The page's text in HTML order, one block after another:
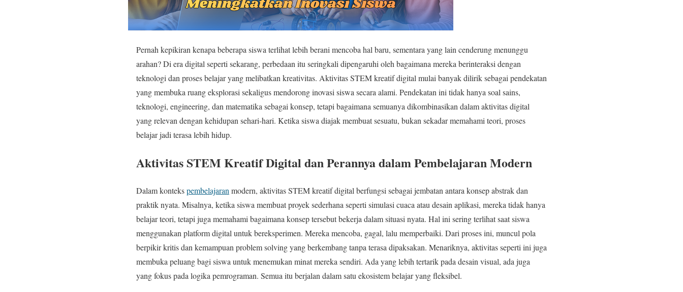
Pernah kepikiran kenapa beberapa siswa terlihat lebih berani mencoba hal baru, sementara yang lain cenderung menunggu
arahan? Di era digital seperti sekarang, perbedaan itu seringkali dipengaruhi oleh bagaimana mereka berinteraksi dengan
teknologi dan proses belajar yang melibatkan kreativitas. Aktivitas STEM kreatif digital mulai banyak dilirik sebagai pendekatan
yang membuka ruang eksplorasi sekaligus mendorong inovasi siswa secara alami. Pendekatan ini tidak hanya soal sains,
teknologi, engineering, dan matematika sebagai konsep, tetapi bagaimana semuanya dikombinasikan dalam aktivitas digital
yang relevan dengan kehidupan sehari-hari. Ketika siswa diajak membuat sesuatu, bukan sekadar memahami teori, proses
belajar jadi terasa lebih hidup.
Aktivitas STEM Kreatif Digital dan Perannya dalam Pembelajaran Modern
Dalam kontekspembelajaran modern, aktivitas STEM kreatif digital berfungsi sebagai jembatan antara konsep abstrak dan
praktik nyata. Misalnya, ketika siswa membuat proyek sederhana seperti simulasi cuaca atau desain aplikasi, mereka tidak hanya
belajar teori, tetapi juga memahami bagaimana konsep tersebut bekerja dalam situasi nyata. Hal ini sering terlihat saat siswa
menggunakan platform digital untuk bereksperimen. Mereka mencoba, gagal, lalu memperbaiki. Dari proses ini, muncul pola
berpikir kritis dan kemampuan problem solving yang berkembang tanpa terasa dipaksakan. Menariknya, aktivitas seperti ini juga
membuka peluang bagi siswa untuk menemukan minat mereka sendiri. Ada yang lebih tertarik pada desain visual, ada juga
yang fokus pada logika pemrograman. Semua itu berjalan dalam satu ekosistem belajar yang fleksibel.